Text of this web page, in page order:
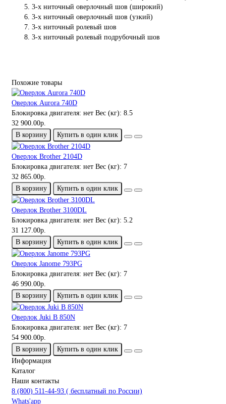
3-х ниточный оверлочный шов (широкий)
3-х ниточный оверлочный шов (узкий)
3-х ниточный ролевый шов
3-х ниточный ролевый подрубочный шов
Похожие товары
Оверлок Aurora 740D
Блокировка двигателя: нет Вес (кг): 8.5
32 900.00р.
В корзину
Купить в один клик
Оверлок Brother 2104D
Блокировка двигателя: нет Вес (кг): 7
32 865.00р.
В корзину
Купить в один клик
Оверлок Brother 3100DL
Блокировка двигателя: нет Вес (кг): 5.2
31 127.00р.
В корзину
Купить в один клик
Оверлок Janome 793PG
Блокировка двигателя: нет Вес (кг): 7
46 990.00р.
В корзину
Купить в один клик
Оверлок Juki B 850N
Блокировка двигателя: нет Вес (кг): 7
54 900.00р.
В корзину
Купить в один клик
Информация
Каталог
Наши контакты
8 (800) 511-44-93 ( бесплатный по России)
Whats'app